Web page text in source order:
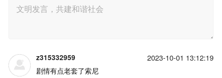
z315332959 2023-10-01 13:12:19
剧情有点老套了索尼